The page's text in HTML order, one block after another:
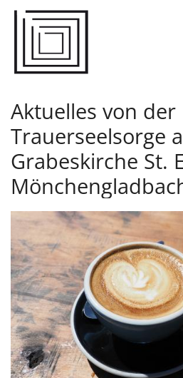
Zum Inhalt springen
Aktuelles von der
Trauerseelsorge
Grabeskirche St.